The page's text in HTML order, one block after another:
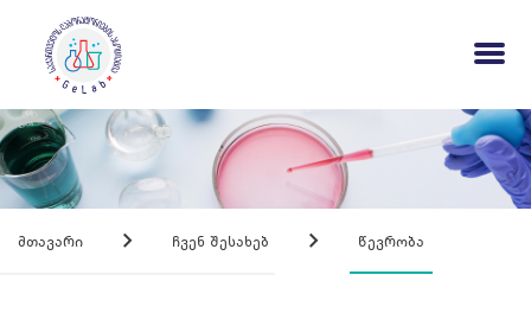
Მთავარი Ჩვენ Შესახებ Წევრობა